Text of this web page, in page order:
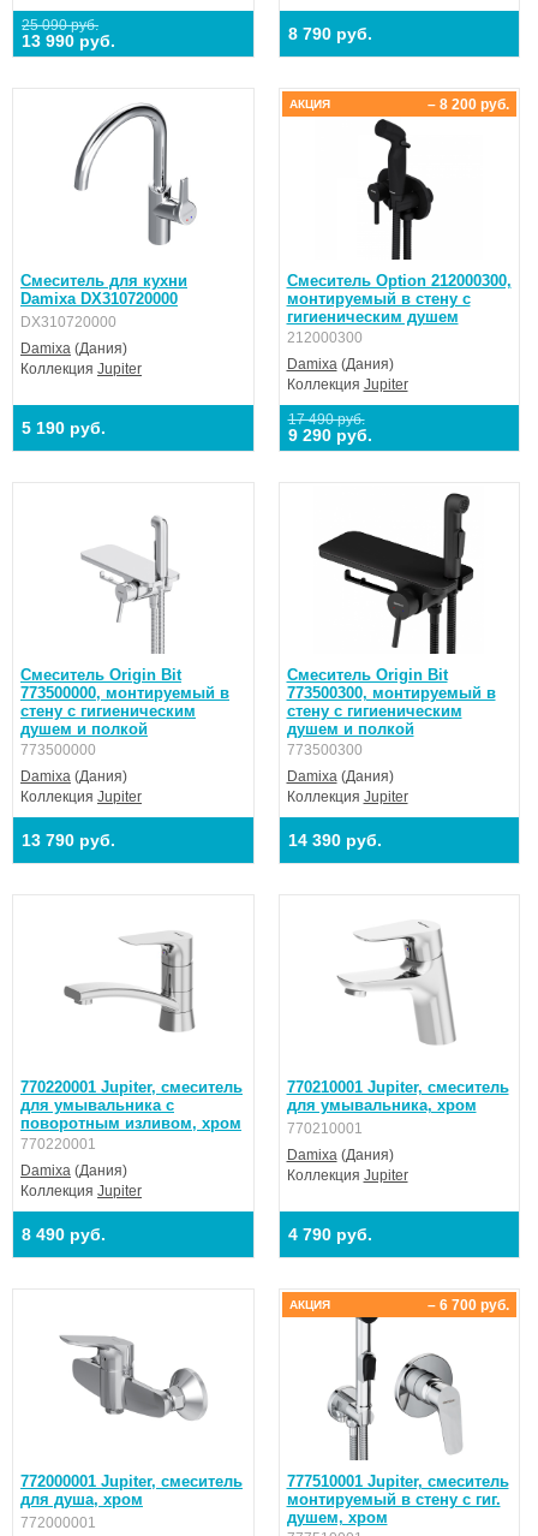
25 090 руб.
13 990 руб. 8 790 руб.
Смеситель для кухни
Damixa DX310720000
DX310720000
Damixa (Дания)
Коллекция Jupiter
5 190 руб.
Смеситель Option 212000300,
монтируемый в стену с
гигиеническим душем
212000300
Damixa(Дания)
Коллекция Jupiter
17 490 руб.
9 290 руб.
– 8 200 руб.
АКЦИЯ
Смеситель Origin Bit
773500000, монтируемый в
стену с гигиеническим
душем и полкой
773500000
Damixa (Дания)
Коллекция Jupiter
13 790 руб.
Смеситель Origin Bit
773500300, монтируемый в
стену с гигиеническим
душем и полкой
773500300
Damixa(Дания)
Коллекция Jupiter
14 390 руб.
770220001 Jupiter, смеситель
для умывальника с
поворотным изливом, хром
770220001
Damixa (Дания)
Коллекция Jupiter
8 490 руб.
770210001 Jupiter, смеситель
для умывальника, хром
770210001
Damixa(Дания)
Коллекция Jupiter
4 790 руб.
772000001 Jupiter, смеситель
для душа, хром
772000001
777510001 Jupiter, смеситель
монтируемый в стену с гиг.
душем, хром
– 6 700 руб.
АКЦИЯ